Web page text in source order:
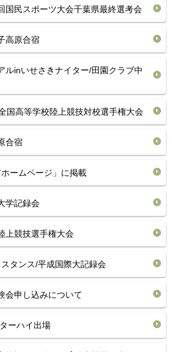
国民スポーツ大会千葉県最終選考会
高原合宿
ルinいせさきナイター/田園クラブ中
国高等学校陸上競技対校選手権大会
合宿
ームページ」に掲載
学記録会
上競技選手権大会
タンス/平成国際大記録会
会申し込みについて
ーハイ出場